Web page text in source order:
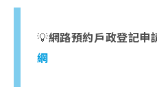
💡網路預約戶政登記
網